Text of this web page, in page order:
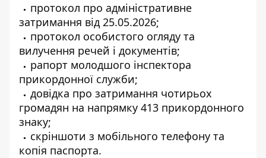
протокол про адміністративне
затримання від 25.05.2026;
протокол особистого огляду та
вилучення речей і документів;
рапорт молодшого інспектора
прикордонної служби;
довідка про затримання чотирьох
громадян на напрямку 413 прикордонного
знаку;
скріншоти з мобільного телефону та
копія паспорта.